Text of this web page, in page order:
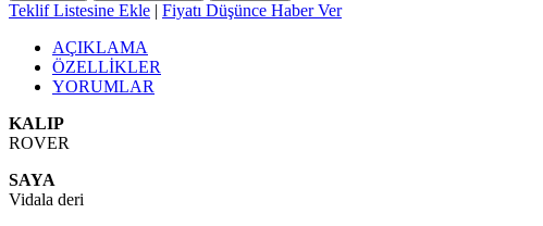
Teklif Listesine Ekle | Fiyatı Düşünce Haber Ver
AÇIKLAMA
ÖZELLİKLER
YORUMLAR
KALIP
ROVER
SAYA
Vidala deri